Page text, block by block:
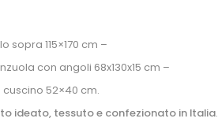
sopra 115×170 cm –
con angoli 68x130x15 cm –
cuscino 52×40 cm.
ideato, tessuto e confezionato in Italia.